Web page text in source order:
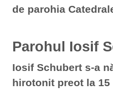
de parohia
Parohul Iosif
Iosif Schubert s-a
hirotonit preot la